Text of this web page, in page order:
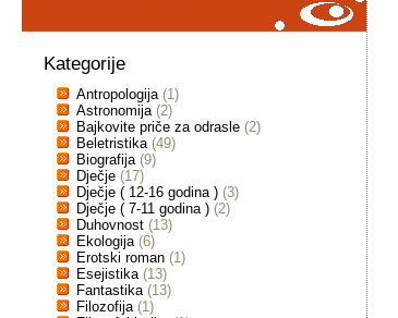
Kategorije
Antropologija (1)
Astronomija (2)
Bajkovite priče za odrasle (2)
Beletristika (49)
Biografija (9)
Dječje (17)
Dječje ( 12-16 godina ) (3)
Dječje ( 7-11 godina ) (2)
Duhovnost (13)
Ekologija (6)
Erotski roman (1)
Esejistika (13)
Fantastika (13)
Filozofija (1)